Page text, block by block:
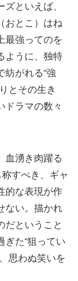
といえば、
おとこ）はね
強ってのを
ように、独特
紡がれる“強
とその生き
ドラマの数々
湧き肉躍る
すべき、ギャ
的な表現が作
ない。描かれ
だということ
ぎた“狙ってい
思わぬ笑いを